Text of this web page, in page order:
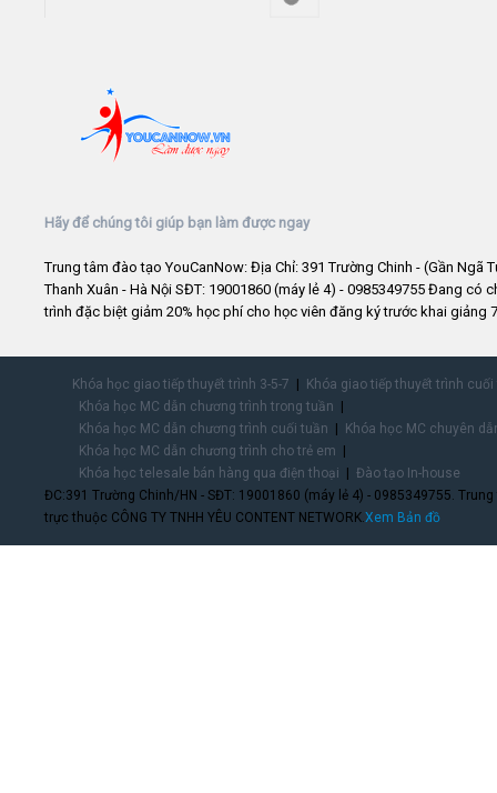
Hãy để chúng tôi giúp bạn làm được ngay
Trung tâm đào tạo YouCanNow: Địa Chỉ: 391 Trường Chinh - (Gần Ngã
Thanh Xuân - Hà Nội SĐT: 19001860 (máy lẻ 4) - 0985349755 Đang có
trình đặc biệt giảm 20% học phí cho học viên đăng ký trước khai giảng
Khóa học giao tiếp thuyết trình 3-5-7
Khóa giao tiếp thuyết trình
Khóa học MC dẫn chương trình trong tuần
Khóa học MC dẫn chương trình cuối tuần
Khóa học MC chuyên
Khóa học MC dẫn chương trình cho trẻ em
Khóa học telesale bán hàng qua điện thoại
Đào tạo In-house
ĐC:391 Trường Chinh/HN - SĐT: 19001860 (máy lẻ 4) - 0985349755.
trực thuộc CÔNG TY TNHH YÊU CONTENT NETWORK.Xem Bản đồ